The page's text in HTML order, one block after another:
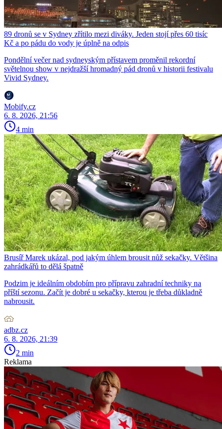
89 dronů se v Sydney zřítilo mezi diváky. Jeden stojí přes 60 tisíc
Kč a po pádu do vody je úplně na odpis
Pondělní večer nad sydneyským přístavem proměnil rekordní
světelnou show v nejdražší hromadný pád dronů v historii festivalu
Vivid Sydney.
Mobify.cz
6. 8. 2026, 21:56
4 min
Brusíř Marek ukázal, pod jakým úhlem brousit nůž sekačky. Většina
zahrádkářů to dělá špatně
Podzim je ideálním obdobím pro přípravu zahradní techniky na
příští sezonu. Začít je dobré u sekačky, kterou je třeba důkladně
nabrousit.
adbz.cz
6. 8. 2026, 21:39
2 min
Reklama